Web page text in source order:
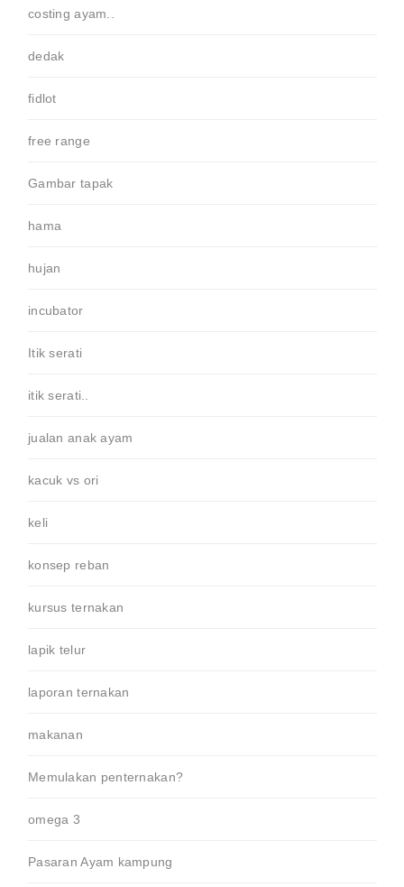
costing ayam..
dedak
fidlot
free range
Gambar tapak
hama
hujan
incubator
Itik serati
itik serati..
jualan anak ayam
kacuk vs ori
keli
konsep reban
kursus ternakan
lapik telur
laporan ternakan
makanan
Memulakan penternakan?
omega 3
Pasaran Ayam kampung